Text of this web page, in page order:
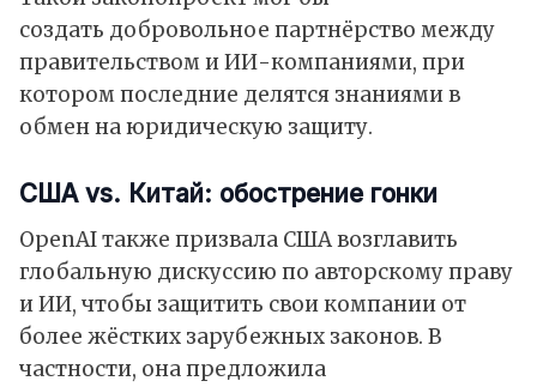
создать добровольное партнёрство между
правительством и ИИ-компаниями, при
котором последние делятся знаниями в
обмен на юридическую защиту.
США vs. Китай: обострение гонки
OpenAI также призвала США возглавить
глобальную дискуссию по авторскому праву
и ИИ, чтобы защитить свои компании от
более жёстких зарубежных законов. В
частности, она предложила